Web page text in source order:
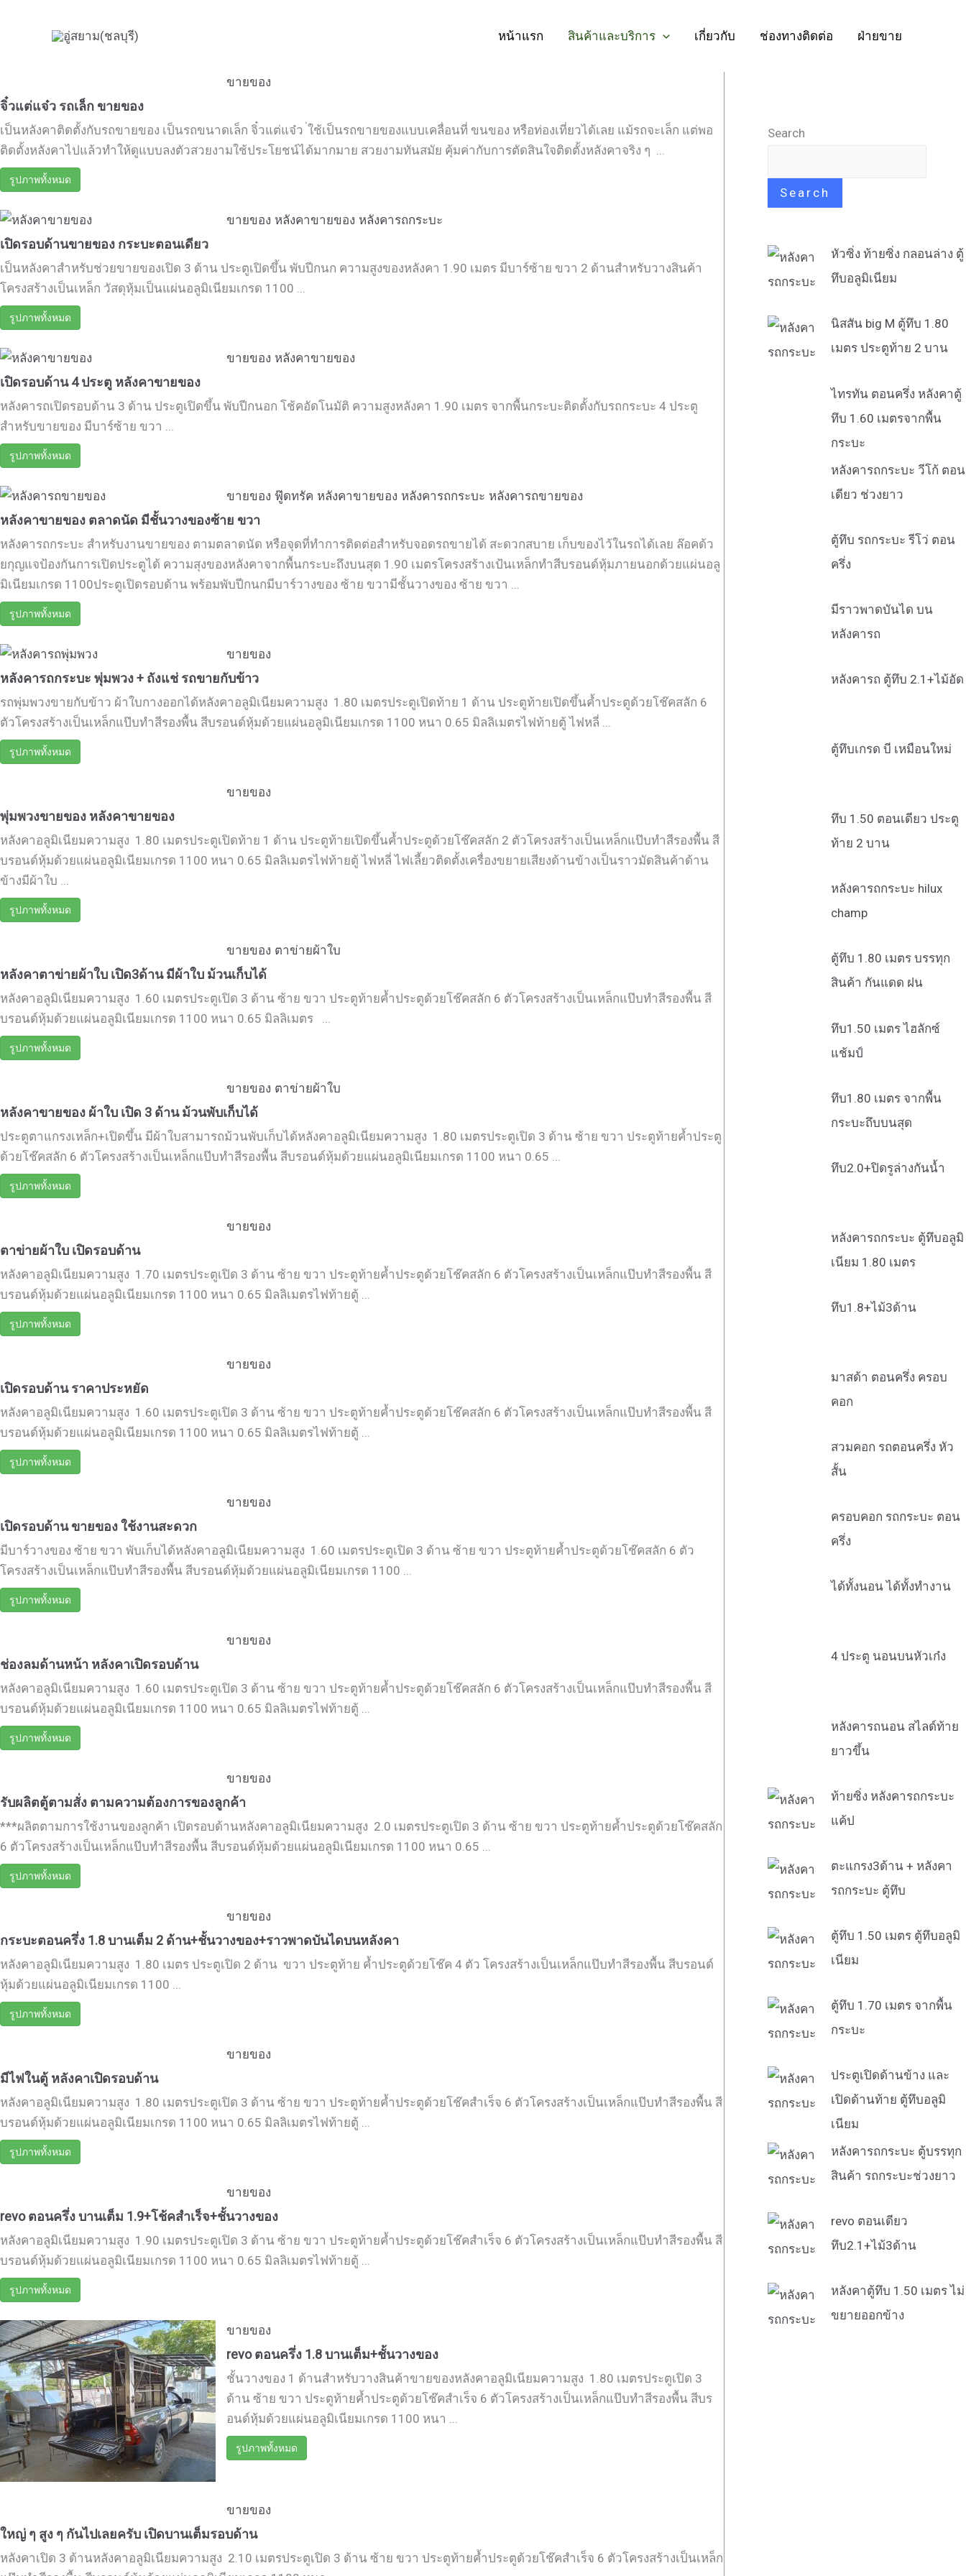
หน้าแรก สินค้าและบริการ เกี่ยวกับ ช่องทางติดต่อ ฝ่ายขาย
ขายของ
จิ๋วแต่แจ๋ว รถเล็ก ขายของ
เป็นหลังคาติดตั้งกับรถขายของ เป็นรถขนาดเล็ก จิ๋วแต่แจ๋ว ่ใช้เป็นรถขายของแบบเคลื่อนที่ ขนของ หรือท่องเที่ยวได้เลย แม้รถจะเล็ก แต่พอ
ติดตั้งหลังคาไปแล้วทำให้ดูแบบลงตัวสวยงามใช้ประโยชน์ได้มากมาย สวยงามทันสมัย คุ้มค่ากับการตัดสินใจติดตั้งหลังคาจริง ๆ ...
รูปภาพทั้งหมด
ขายของ หลังคาขายของ หลังคารถกระบะ
เปิดรอบด้านขายของ กระบะตอนเดียว
เป็นหลังคาสำหรับช่วยขายของเปิด 3 ด้าน ประตูเปิดขึ้น พับปีกนก ความสูงของหลังคา 1.90 เมตร มีบาร์ซ้าย ขวา 2 ด้านสำหรับวางสินค้า
โครงสร้างเป็นเหล็ก วัสดุหุ้มเป็นแผ่นอลูมิเนียมเกรด 1100 ...
รูปภาพทั้งหมด
ขายของ หลังคาขายของ
เปิดรอบด้าน 4 ประตู หลังคาขายของ
หลังคารถเปิดรอบด้าน 3 ด้าน ประตูเปิดขึ้น พับปีกนอก โช้คอัดโนมัติ ความสูงหลังคา 1.90 เมตร จากพื้นกระบะติดตั้งกับรถกระบะ 4 ประตู
สำหรับขายของ มีบาร์ซ้าย ขวา ...
รูปภาพทั้งหมด
ขายของ ฟู๊ดทรัค หลังคาขายของ หลังคารถกระบะ หลังคารถขายของ
หลังคาขายของ ตลาดนัด มีชั้นวางของซ้าย ขวา
หลังคารถกระบะ สำหรับงานขายของ ตามตลาดนัด หรือจุดที่ทำการติดต่อสำหรับจอดรถขายได้ สะดวกสบาย เก็บของไว้ในรถได้เลย ล๊อคด้ว
ยกุญแจป้องกันการเปิดประตูได้ ความสุงของหลังคาจากพื้นกระบะถึงบนสุด 1.90 เมตรโครงสร้างเป้นเหล็กทำสีบรอนด์หุ้มภายนอกด้วยแผ่นอลู
มิเนียมเกรด 1100ประตูเปิดรอบด้าน พร้อมพับปีกนกมีบาร์วางของ ซ้าย ขวามีชั้นวางของ ซ้าย ขวา ...
รูปภาพทั้งหมด
ขายของ
หลังคารถกระบะ พุ่มพวง + ถังแช่ รถขายกับข้าว
รถพุ่มพวงขายกับข้าว ผ้าใบกางออกได้หลังคาอลูมิเนียมความสูง 1.80 เมตรประตูเปิดท้าย 1 ด้าน ประตูท้ายเปิดขึ้นค้ำประตูด้วยโช๊คสลัก 6
ตัวโครงสร้างเป็นเหล็กแป๊บทำสีรองพื้น สีบรอนด์หุ้มด้วยแผ่นอลูมิเนียมเกรด 1100 หนา 0.65 มิลลิเมตรไฟท้ายตู้ ไฟหลี่ ...
รูปภาพทั้งหมด
ขายของ
พุ่มพวงขายของ หลังคาขายของ
หลังคาอลูมิเนียมความสูง 1.80 เมตรประตูเปิดท้าย 1 ด้าน ประตูท้ายเปิดขึ้นค้ำประตูด้วยโช๊คสลัก 2 ตัวโครงสร้างเป็นเหล็กแป๊บทำสีรองพื้น สี
บรอนด์หุ้มด้วยแผ่นอลูมิเนียมเกรด 1100 หนา 0.65 มิลลิเมตรไฟท้ายตู้ ไฟหลี่ ไฟเลี้ยวติดตั้งเครื่องขยายเสียงด้านข้างเป็นราวมัดสินค้าด้าน
ข้างมีผ้าใบ ...
รูปภาพทั้งหมด
ขายของ ตาข่ายผ้าใบ
หลังคาตาข่ายผ้าใบ เปิด3ด้าน มีผ้าใบ ม้วนเก็บได้
หลังคาอลูมิเนียมความสูง 1.60 เมตรประตูเปิด 3 ด้าน ซ้าย ขวา ประตูท้ายค้ำประตูด้วยโช๊คสลัก 6 ตัวโครงสร้างเป็นเหล็กแป๊บทำสีรองพื้น สี
บรอนด์หุ้มด้วยแผ่นอลูมิเนียมเกรด 1100 หนา 0.65 มิลลิเมตร ...
รูปภาพทั้งหมด
ขายของ ตาข่ายผ้าใบ
หลังคาขายของ ผ้าใบ เปิด 3 ด้าน ม้วนพับเก็บได้
ประตูตาแกรงเหล็ก+เปิดขึ้น มีผ้าใบสามารถม้วนพับเก็บได้หลังคาอลูมิเนียมความสูง 1.80 เมตรประตูเปิด 3 ด้าน ซ้าย ขวา ประตูท้ายค้ำประตู
ด้วยโช๊คสลัก 6 ตัวโครงสร้างเป็นเหล็กแป๊บทำสีรองพื้น สีบรอนด์หุ้มด้วยแผ่นอลูมิเนียมเกรด 1100 หนา 0.65 ...
รูปภาพทั้งหมด
ขายของ
ตาข่ายผ้าใบ เปิดรอบด้าน
หลังคาอลูมิเนียมความสูง 1.70 เมตรประตูเปิด 3 ด้าน ซ้าย ขวา ประตูท้ายค้ำประตูด้วยโช๊คสลัก 6 ตัวโครงสร้างเป็นเหล็กแป๊บทำสีรองพื้น สี
บรอนด์หุ้มด้วยแผ่นอลูมิเนียมเกรด 1100 หนา 0.65 มิลลิเมตรไฟท้ายตู้ ...
รูปภาพทั้งหมด
ขายของ
เปิดรอบด้าน ราคาประหยัด
หลังคาอลูมิเนียมความสูง 1.60 เมตรประตูเปิด 3 ด้าน ซ้าย ขวา ประตูท้ายค้ำประตูด้วยโช๊คสลัก 6 ตัวโครงสร้างเป็นเหล็กแป๊บทำสีรองพื้น สี
บรอนด์หุ้มด้วยแผ่นอลูมิเนียมเกรด 1100 หนา 0.65 มิลลิเมตรไฟท้ายตู้ ...
รูปภาพทั้งหมด
ขายของ
เปิดรอบด้าน ขายของ ใช้งานสะดวก
มีบาร์วางของ ซ้าย ขวา พับเก็บได้หลังคาอลูมิเนียมความสูง 1.60 เมตรประตูเปิด 3 ด้าน ซ้าย ขวา ประตูท้ายค้ำประตูด้วยโช๊คสลัก 6 ตัว
โครงสร้างเป็นเหล็กแป๊บทำสีรองพื้น สีบรอนด์หุ้มด้วยแผ่นอลูมิเนียมเกรด 1100 ...
รูปภาพทั้งหมด
ขายของ
ช่องลมด้านหน้า หลังคาเปิดรอบด้าน
หลังคาอลูมิเนียมความสูง 1.60 เมตรประตูเปิด 3 ด้าน ซ้าย ขวา ประตูท้ายค้ำประตูด้วยโช๊คสลัก 6 ตัวโครงสร้างเป็นเหล็กแป๊บทำสีรองพื้น สี
บรอนด์หุ้มด้วยแผ่นอลูมิเนียมเกรด 1100 หนา 0.65 มิลลิเมตรไฟท้ายตู้ ...
รูปภาพทั้งหมด
ขายของ
รับผลิตตู้ตามสั่ง ตามความต้องการของลูกค้า
***ผลิตตามการใช้งานของลูกค้า เปิดรอบด้านหลังคาอลูมิเนียมความสูง 2.0 เมตรประตูเปิด 3 ด้าน ซ้าย ขวา ประตูท้ายค้ำประตูด้วยโช๊คสลัก
6 ตัวโครงสร้างเป็นเหล็กแป๊บทำสีรองพื้น สีบรอนด์หุ้มด้วยแผ่นอลูมิเนียมเกรด 1100 หนา 0.65 ...
รูปภาพทั้งหมด
ขายของ
กระบะตอนครึ่ง 1.8 บานเต็ม 2 ด้าน+ชั้นวางของ+ราวพาดบันไดบนหลังคา
หลังคาอลูมิเนียมความสูง 1.80 เมตร ประตูเปิด 2 ด้าน ขวา ประตูท้าย ค้ำประตูด้วยโช๊ค 4 ตัว โครงสร้างเป็นเหล็กแป๊บทำสีรองพื้น สีบรอนด์
หุ้มด้วยแผ่นอลูมิเนียมเกรด 1100 ...
รูปภาพทั้งหมด
ขายของ
มีไฟในตู้ หลังคาเปิดรอบด้าน
หลังคาอลูมิเนียมความสูง 1.80 เมตรประตูเปิด 3 ด้าน ซ้าย ขวา ประตูท้ายค้ำประตูด้วยโช๊คสำเร็จ 6 ตัวโครงสร้างเป็นเหล็กแป๊บทำสีรองพื้น สี
บรอนด์หุ้มด้วยแผ่นอลูมิเนียมเกรด 1100 หนา 0.65 มิลลิเมตรไฟท้ายตู้ ...
รูปภาพทั้งหมด
ขายของ
revo ตอนครึ่ง บานเต็ม 1.9+โช้คสำเร็จ+ชั้นวางของ
หลังคาอลูมิเนียมความสูง 1.90 เมตรประตูเปิด 3 ด้าน ซ้าย ขวา ประตูท้ายค้ำประตูด้วยโช๊คสำเร็จ 6 ตัวโครงสร้างเป็นเหล็กแป๊บทำสีรองพื้น สี
บรอนด์หุ้มด้วยแผ่นอลูมิเนียมเกรด 1100 หนา 0.65 มิลลิเมตรไฟท้ายตู้ ...
รูปภาพทั้งหมด
ขายของ
revo ตอนครึ่ง 1.8 บานเต็ม+ชั้นวางของ
ชั้นวางของ 1 ด้านสำหรับวางสินค้าขายของหลังคาอลูมิเนียมความสูง 1.80 เมตรประตูเปิด 3
ด้าน ซ้าย ขวา ประตูท้ายค้ำประตูด้วยโช๊คสำเร็จ 6 ตัวโครงสร้างเป็นเหล็กแป๊บทำสีรองพื้น สีบร
อนด์หุ้มด้วยแผ่นอลูมิเนียมเกรด 1100 หนา ...
รูปภาพทั้งหมด
ขายของ
ใหญ่ ๆ สูง ๆ กันไปเลยครับ เปิดบานเต็มรอบด้าน
หลังคาเปิด 3 ด้านหลังคาอลูมิเนียมความสูง 2.10 เมตรประตูเปิด 3 ด้าน ซ้าย ขวา ประตูท้ายค้ำประตูด้วยโช๊คสำเร็จ 6 ตัวโครงสร้างเป็นเหล็ก
Search
Search
หัวซิ่ง ท้ายซิ่ง กลอนล่าง ตู้
ทึบอลูมิเนียม
นิสสัน big M ตู้ทึบ 1.80
เมตร ประตูท้าย 2 บาน
ไทรทัน ตอนครึ่ง หลังคาตู้
ทึบ 1.60 เมตรจากพื้น
กระบะ
หลังคารถกระบะ วีโก้ ตอน
เดียว ช่วงยาว
ตู้ทึบ รถกระบะ รีโว่ ตอน
ครึ่ง
มีราวพาดบันได บน
หลังคารถ
หลังคารถ ตู้ทึบ 2.1+ไม้อัด
ตู้ทึบเกรด บี เหมือนใหม่
ทึบ 1.50 ตอนเดียว ประตู
ท้าย 2 บาน
หลังคารถกระบะ hilux
champ
ตู้ทึบ 1.80 เมตร บรรทุก
สินค้า กันแดด ฝน
ทึบ1.50 เมตร ไฮลักซ์
แช้มป์
ทึบ1.80 เมตร จากพื้น
กระบะถึบบนสุด
ทึบ2.0+ปิดรูล่างกันน้ำ
หลังคารถกระบะ ตู้ทึบอลูมิ
เนียม 1.80 เมตร
ทึบ1.8+ไม้3ด้าน
มาสด้า ตอนครึ่ง ครอบ
คอก
สวมคอก รถตอนครึ่ง หัว
สั้น
ครอบคอก รถกระบะ ตอน
ครึ่ง
ได้ทั้งนอน ได้ทั้งทำงาน
4 ประตู นอนบนหัวเก๋ง
หลังคารถนอน สไลด์ท้าย
ยาวขึ้น
ท้ายซิ่ง หลังคารถกระบะ
แค้ป
ตะแกรง3ด้าน + หลังคา
รถกระบะ ตู้ทึบ
ตู้ทึบ 1.50 เมตร ตู้ทึบอลูมิ
เนียม
ตู้ทึบ 1.70 เมตร จากพื้น
กระบะ
ประตูเปิดด้านข้าง และ
เปิดด้านท้าย ตู้ทึบอลูมิ
เนียม
หลังคารถกระบะ ตู้บรรทุก
สินค้า รถกระบะช่วงยาว
revo ตอนเดียว
ทึบ2.1+ไม้3ด้าน
หลังคาตู้ทึบ 1.50 เมตร ไม่
ขยายออกข้าง